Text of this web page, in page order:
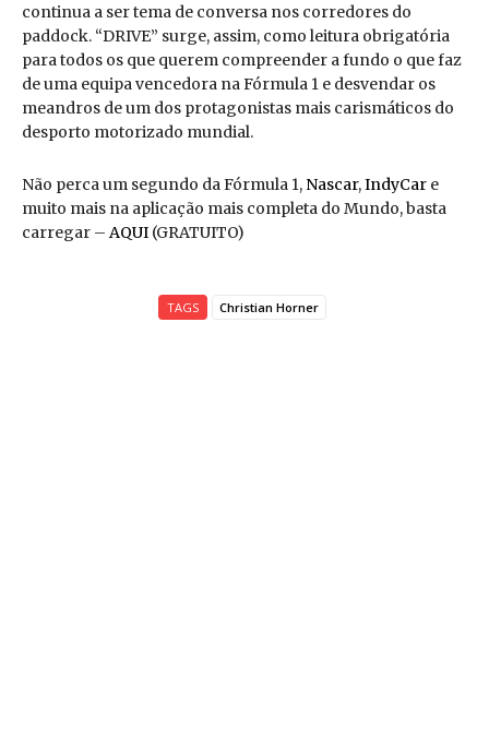
continua a ser tema de conversa nos corredores do
paddock. “DRIVE” surge, assim, como leitura obrigatória
para todos os que querem compreender a fundo o que faz
de uma equipa vencedora na Fórmula 1 e desvendar os
meandros de um dos protagonistas mais carismáticos do
desporto motorizado mundial.
Não perca um segundo da Fórmula 1, Nascar,IndyCar e
muito mais na aplicação mais completa do Mundo, basta
carregar – AQUI (GRATUITO)
TAGS Christian Horner